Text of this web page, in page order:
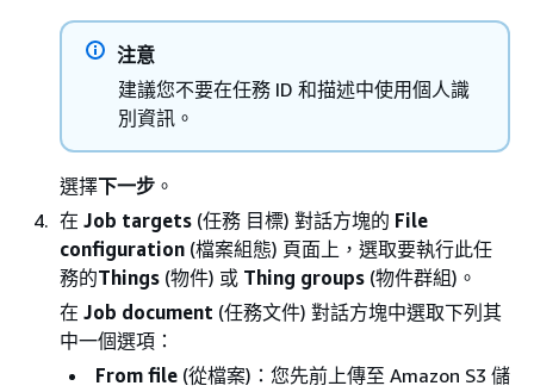
注意
建議您不要在任務 ID 和描述中使用個人識
別資訊。
選擇下一步 。
在 Job targets (任務 目標) 對話方塊的 File
configuration (檔案組態) 頁面上，選取要執行此任
務的Things (物件) 或 Thing groups (物件群組)。
在 Job document (任務文件) 對話方塊中選取下列其
中一個選項：
From file (從檔案)：您先前上傳至 Amazon S3 儲